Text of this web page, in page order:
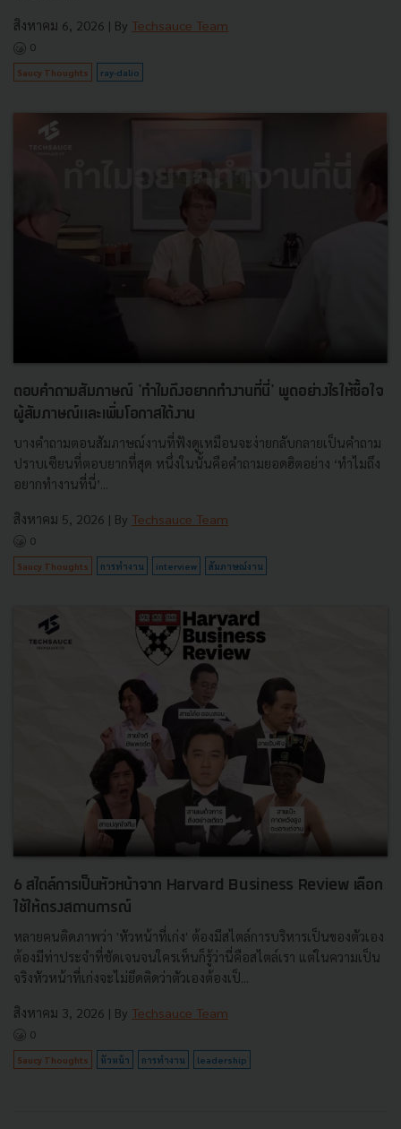
สิงหาคม 6, 2026 | By Techsauce Team
0
Saucy Thoughts ray-dalio
ตอบคำถามสัมภาษณ์ 'ทำไมถึงอยากทำงานที่นี่' พูดอย่างไรให้ซื้อใจ
ผู้สัมภาษณ์และเพิ่มโอกาสได้งาน
บางคำถามตอนสัมภาษณ์งานที่ฟังดูเหมือนจะง่ายกลับกลายเป็นคำถาม
ปราบเซียนที่ตอบยากที่สุด หนึ่งในนั้นคือคำถามยอดฮิตอย่าง ‘ทำไมถึง
อยากทำงานที่นี่’...
สิงหาคม 5, 2026 | By Techsauce Team
0
Saucy Thoughts การทำงาน interview สัมภาษณ์งาน
6 สไตล์การเป็นหัวหน้าจาก Harvard Business Review เลือก
ใช้ให้ตรงสถานการณ์
หลายคนติดภาพว่า 'หัวหน้าที่เก่ง' ต้องมีสไตล์การบริหารเป็นของตัวเอง
ต้องมีท่าประจำที่ชัดเจนจนใครเห็นก็รู้ว่านี่คือสไตล์เรา แต่ในความเป็น
จริงหัวหน้าที่เก่งจะไม่ยึดติดว่าตัวเองต้องเป็...
สิงหาคม 3, 2026 | By Techsauce Team
0
Saucy Thoughts หัวหน้า การทำงาน leadership